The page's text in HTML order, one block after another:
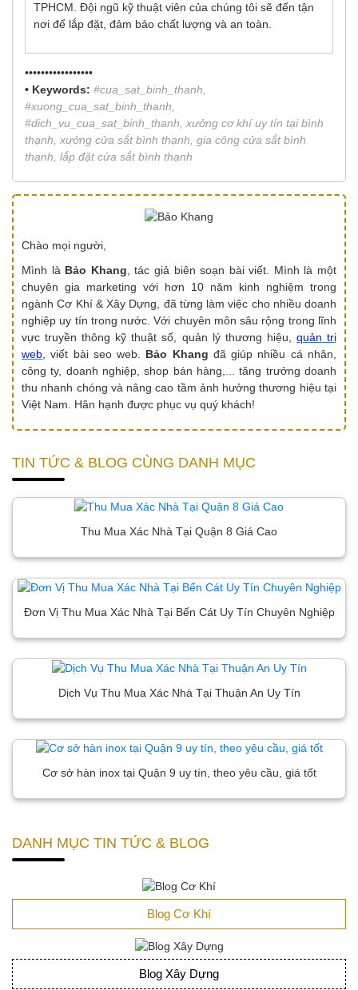
TPHCM. Đội ngũ kỹ thuật viên của chúng tôi sẽ đến tận
nơi để lắp đặt, đảm bảo chất lượng và an toàn.
•••••••••••••••••
• Keywords: #cua_sat_binh_thanh,
#xuong_cua_sat_binh_thanh,
#dich_vu_cua_sat_binh_thanh, xưởng cơ khí uy tín tại bình
thạnh, xưởng cửa sắt bình thạnh, gia công cửa sắt bình
thạnh, lắp đặt cửa sắt bình thạnh
Chào mọi người,
Mình là Bảo Khang , tác giả biên soạn bài viết. Mình là một
chuyên gia marketing với hơn 10 năm kinh nghiệm trong
ngành Cơ Khí & Xây Dựng, đã từng làm việc cho nhiều doanh
nghiệp uy tín trong nước. Với chuyên môn sâu rộng trong lĩnh
vực truyền thông kỹ thuật số, quản lý thương hiệu, quản trị
web , viết bài seo web. Bảo Khang đã giúp nhiều cá nhân,
công ty, doanh nghiệp, shop bán hàng,... tăng trưởng doanh
thu nhanh chóng và nâng cao tầm ảnh hưởng thương hiệu tại
Việt Nam. Hân hạnh được phục vụ quý khách!
TIN TỨC & BLOG CÙNG DANH MỤC
Thu Mua Xác Nhà Tại Quận 8 Giá Cao
Đơn Vị Thu Mua Xác Nhà Tại Bến Cát Uy Tín Chuyên Nghiệp
Dịch Vụ Thu Mua Xác Nhà Tại Thuận An Uy Tín
Cơ sở hàn inox tại Quận 9 uy tín, theo yêu cầu, giá tốt
DANH MỤC TIN TỨC & BLOG
Blog Cơ Khí
Blog Xây Dựng